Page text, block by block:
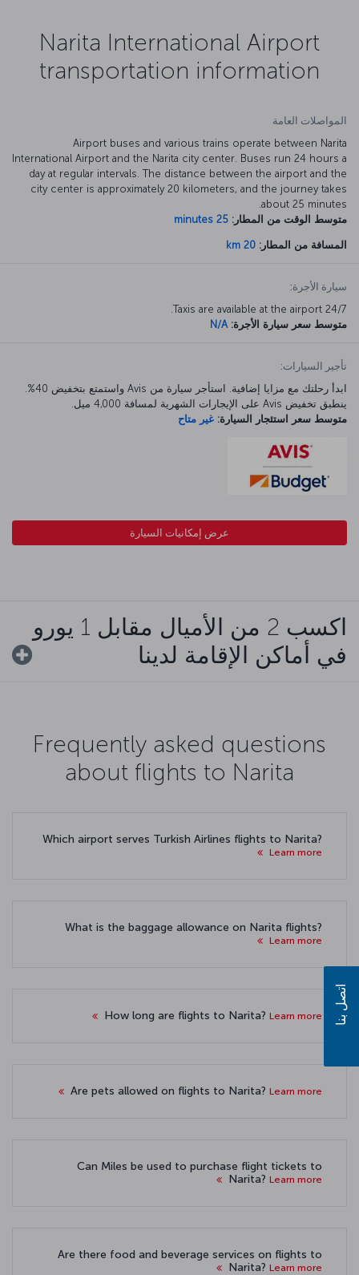
Narita International Airport
transportation information
المواصلات العامة
Airport buses and various trains operate between Narita
International Airport and the Narita city center. Buses run 24 hours a
day at regular intervals. The distance between the airport and the
city center is approximately 20 kilometers, and the journey takes
about 25 minutes.
متوسط الوقت من المطار: 25 minutes
المسافة من المطار: 20 km
سيارة الأجرة:
Taxis are available at the airport 24/7.
متوسط سعر سيارة الأجرة: N/A
تأجير السيارات:
ابدأ رحلتك مع مزايا إضافية. استأجر سيارة من Avis واستمتع بتخفيض 40%.
ينطبق تخفيض Avis على الإيجارات الشهرية لمسافة 4,000 ميل.
متوسط سعر استئجار السيارة: غير متاح
عرض إمكانيات السيارة
اكسب 2 من الأميال مقابل 1 يورو
في أماكن الإقامة لدينا
Frequently asked questions
about flights to Narita
Which airport serves Turkish Airlines flights to Narita?
Learn more
What is the baggage allowance on Narita flights?
Learn more
How long are flights to Narita? Learn more
Are pets allowed on flights to Narita? Learn more
Can Miles be used to purchase flight tickets to
Narita? Learn more
Are there food and beverage services on flights to
Narita? Learn more
اتصل بنا